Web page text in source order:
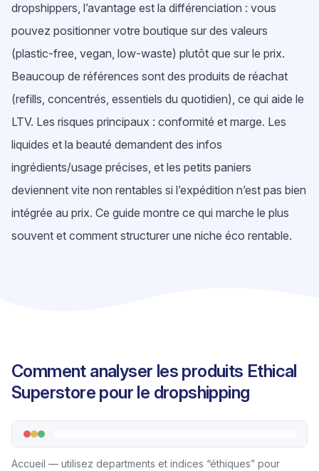
dropshippers, l’avantage est la différenciation : vous
pouvez positionner votre boutique sur des valeurs
(plastic-free, vegan, low-waste) plutôt que sur le prix.
Beaucoup de références sont des produits de réachat
(refills, concentrés, essentiels du quotidien), ce qui aide le
LTV. Les risques principaux : conformité et marge. Les
liquides et la beauté demandent des infos
ingrédients/usage précises, et les petits paniers
deviennent vite non rentables si l’expédition n’est pas bien
intégrée au prix. Ce guide montre ce qui marche le plus
souvent et comment structurer une niche éco rentable.
Comment analyser les produits Ethical
Superstore pour le dropshipping
Accueil — utilisez departments et indices “éthiques” pour